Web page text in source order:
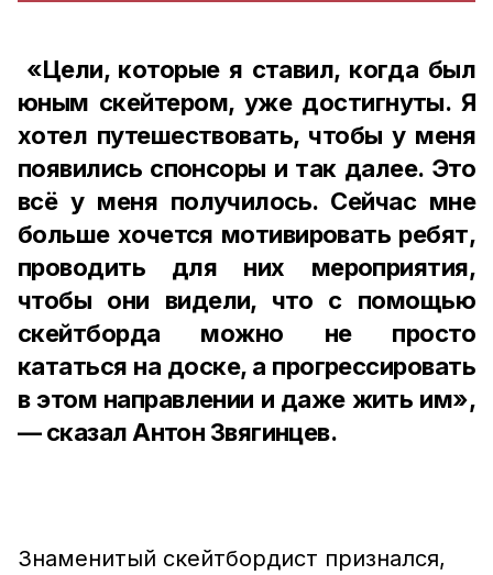
«Цели, которые я ставил, когда был
юным скейтером, уже достигнуты. Я
хотел путешествовать, чтобы у меня
появились спонсоры и так далее. Это
всё у меня получилось. Сейчас мне
больше хочется мотивировать ребят,
проводить для них мероприятия,
чтобы они видели, что с помощью
скейтборда можно не просто
кататься на доске, а прогрессировать
в этом направлении и даже жить им»,
— сказал Антон Звягинцев.
Знаменитый скейтбордист признался,